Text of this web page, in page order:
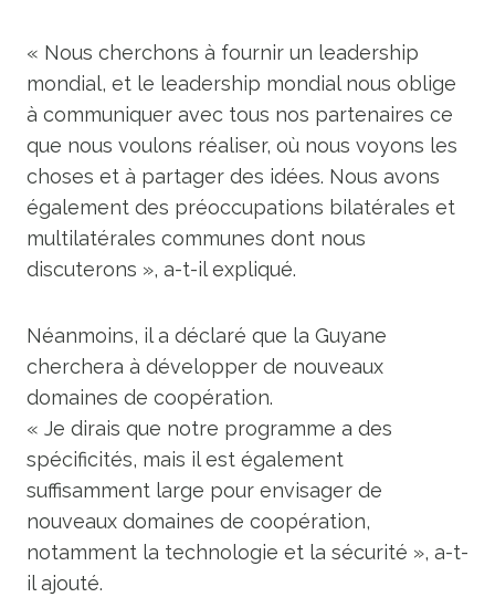
« Nous cherchons à fournir un leadership
mondial, et le leadership mondial nous oblige
à communiquer avec tous nos partenaires ce
que nous voulons réaliser, où nous voyons les
choses et à partager des idées. Nous avons
également des préoccupations bilatérales et
multilatérales communes dont nous
discuterons », a-t-il expliqué.
Néanmoins, il a déclaré que la Guyane
cherchera à développer de nouveaux
domaines de coopération.
« Je dirais que notre programme a des
spécificités, mais il est également
suffisamment large pour envisager de
nouveaux domaines de coopération,
notamment la technologie et la sécurité », a-t-
il ajouté.